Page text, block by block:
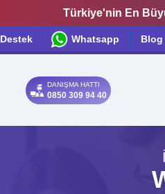
Türkiye'nin En
Destek Whatsapp Blog
DANIŞMA HATTI
0850 309 94 40